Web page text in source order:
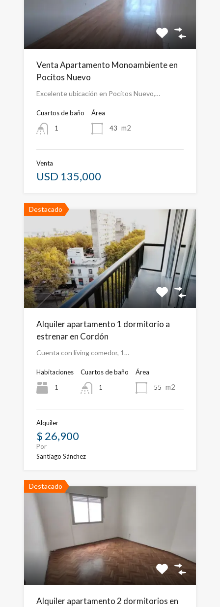
Venta Apartamento Monoambiente en
Pocitos Nuevo
Excelente ubicación en Pocitos Nuevo,…
Cuartos de baño
1
Área
43 m2
Venta
USD 135,000
Destacado
Alquiler apartamento 1 dormitorio a
estrenar en Cordón
Cuenta con living comedor, 1…
Habitaciones
1
Cuartos de baño
1
Área
55 m2
Alquiler
$ 26,900
Por
Santiago Sánchez
Destacado
Alquiler apartamento 2 dormitorios en